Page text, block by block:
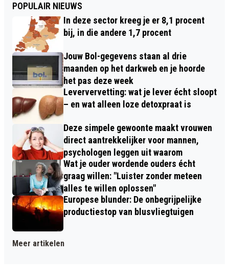
POPULAIR NIEUWS
In deze sector kreeg je er 8,1 procent
bij, in die andere 1,7 procent
Jouw Bol-gegevens staan al drie
maanden op het darkweb en je hoorde
het pas deze week
Leververvetting: wat je lever écht sloopt
– en wat alleen loze detoxpraat is
Deze simpele gewoonte maakt vrouwen
direct aantrekkelijker voor mannen,
psychologen leggen uit waarom
Wat je ouder wordende ouders écht
graag willen: "Luister zonder meteen
alles te willen oplossen"
Europese blunder: De onbegrijpelijke
productiestop van blusvliegtuigen
Meer artikelen